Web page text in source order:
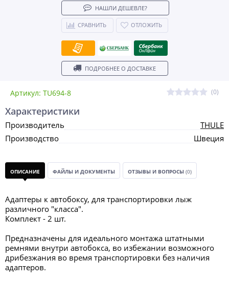
Артикул: TU694-8 (0)
НАШЛИ ДЕШЕВЛЕ?
СРАВНИТЬ ОТЛОЖИТЬ
ПОДРОБНЕЕ О ДОСТАВКЕ
Характеристики
Производитель
THULE
Производство
Швеция
ОПИСАНИЕ ФАЙЛЫ И ДОКУМЕНТЫ ОТЗЫВЫ И ВОПРОСЫ (0)
Адаптеры к автобоксу, для транспортировки лыж
различного "класса".
Комплект - 2 шт.
Предназначены для идеального монтажа штатными
ремнями внутри автобокса, во избежании возможного
дрибезжания во время транспортировки без наличия
адаптеров.